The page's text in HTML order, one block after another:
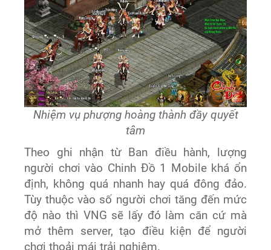
Nhiệm vụ phượng hoàng thành đầy quyết
tâm
Theo ghi nhận từ Ban điều hành, lượng
người chơi vào Chinh Đồ 1 Mobile khá ổn
định, không quá nhanh hay quá đông đảo.
Tùy thuộc vào số người chơi tăng đến mức
độ nào thì VNG sẽ lấy đó làm căn cứ mà
mở thêm server, tạo điều kiện để người
chơi thoải mái trải nghiệm.